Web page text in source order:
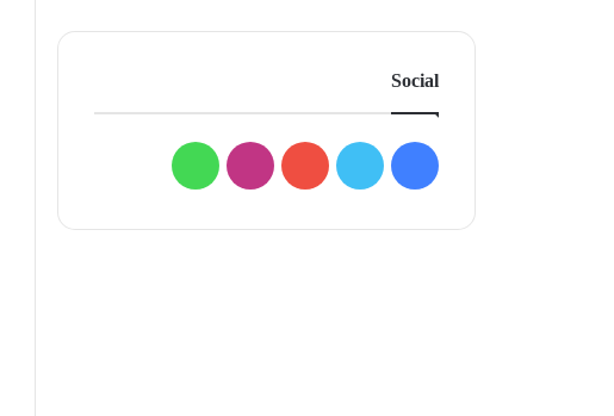
Social
فيسبوك
تويتر يوتيوبانستقرامواتساب